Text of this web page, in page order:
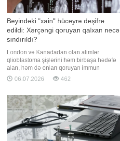
Beyindəki "xain" hüceyrə deşifrə
edildi: Xərçəngi qoruyan qalxan necə
sındırıldı?
London və Kanadadan olan alimlər
qlioblastoma şişlərini həm birbaşa hədəfə
alan, həm də onları qoruyan immun
müdafiə mexanizmini zəiflədən yeni CAR-T
hüceyrə terapiyası hazırlayıblar. Heyvan
sınaqlarında müalicə tətbiq edilən 13
siçandan 12-də şiş tamamilə arada
06.07.2026 462